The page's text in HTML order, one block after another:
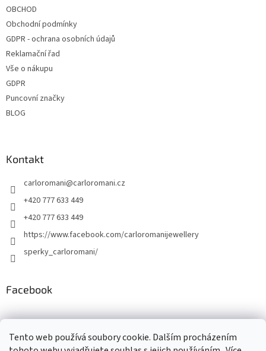
Tento web používá soubory cookie. Dalším procházením
OBCHOD
Obchodní podmínky
GDPR - ochrana osobních údajů
Reklamační řad
Vše o nákupu
GDPR
Puncovní značky
BLOG
Kontakt
carloromani@carloromani.cz
+420 777 633 449
+420 777 633 449
https://www.facebook.com/carloromanijewellery
sperky_carloromani/
Facebook
Instagram